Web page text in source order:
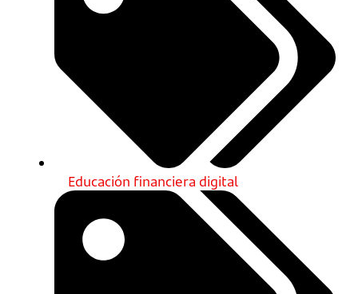
Educación financiera digital